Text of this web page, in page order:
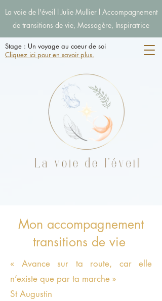
La voie de l'éveil l Julie Mullier l Accompagnement
de transitions de vie, Messagère, Inspiratrice
Stage : Un voyage au coeur de soi
Cliquez ici pour en savoir plus.
Mon accompagnement
transitions de vie
« Avance sur ta route, car elle
n’existe que par ta marche »
St Augustin